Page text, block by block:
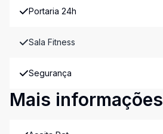
Portaria 24h
Sala Fitness
Segurança
Mais informações